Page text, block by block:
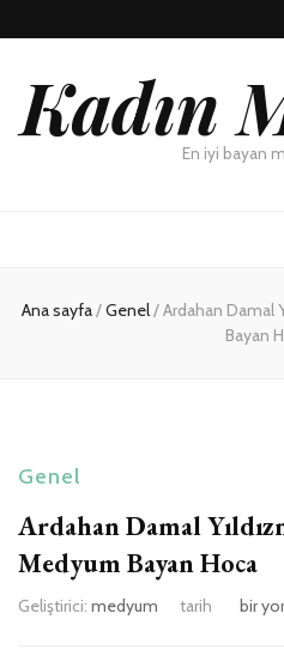
KadınEn iyi bayan
Ana sayfa/Genel/Ardahan Damal
Bayan
Genel
Ardahan Damal
Medyum Bayan Hoca
Geliştirici: medyum tarih bir